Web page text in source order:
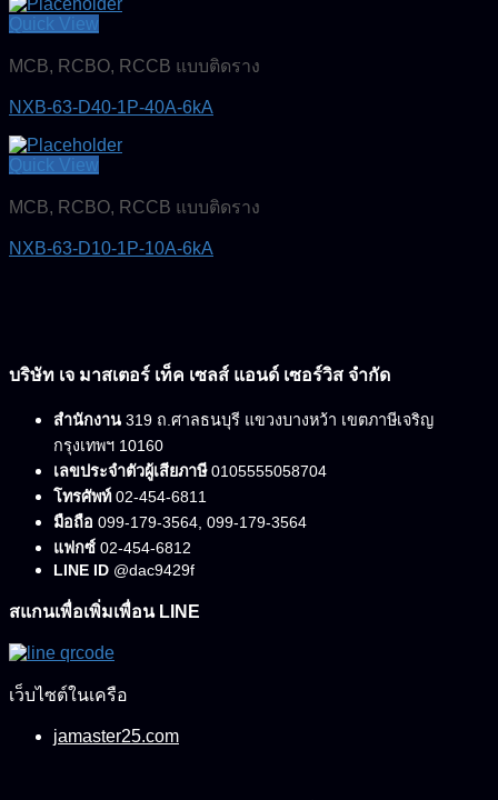
Quick View
MCB, RCBO, RCCB แบบติดราง
NXB-63-D40-1P-40A-6kA
Quick View
MCB, RCBO, RCCB แบบติดราง
NXB-63-D10-1P-10A-6kA
บริษัท เจ มาสเตอร์ เท็ค เซลส์ แอนด์ เซอร์วิส จำกัด
สำนักงาน 319 ถ.ศาลธนบุรี แขวงบางหว้า เขตภาษีเจริญ
กรุงเทพฯ 10160
เลขประจำตัวผู้เสียภาษี0105555058704
โทรศัพท์02-454-6811
มือถือ 099-179-3564, 099-179-3564
แฟกซ์ 02-454-6812
LINE ID @dac9429f
สแกนเพื่อเพิ่มเพื่อน LINE
เว็บไซต์ในเครือ
jamaster25.com